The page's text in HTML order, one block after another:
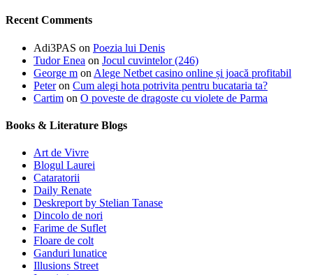
Recent Comments
Adi3PAS on Poezia lui Denis
Tudor Enea on Jocul cuvintelor (246)
George m on Alege Netbet casino online și joacă profitabil
Peteron Cum alegi hota potrivita pentru bucataria ta?
Cartim on O poveste de dragoste cu violete de Parma
Books & Literature Blogs
Art de Vivre
Blogul Laurei
Cataratorii
Daily Renate
Deskreport by Stelian Tanase
Dincolo de nori
Farime de Suflet
Floare de colt
Ganduri lunatice
Illusions Street